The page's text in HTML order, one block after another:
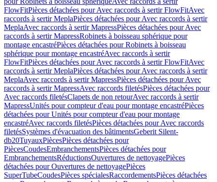
FlowFitPièces détachées pour Avec raccords à sertir FlowFitAvec
raccords à sertir MeplaPièces détachées pour Avec raccords à sertir
MeplaAvec raccords à sertir MapressPièces détachées pour Avec
raccords à sertir MapressRobinets à boisseau sphérique pour
montage encastréPièces détachées pour Robinets à boisseau
sphérique pour montage encastréAvec raccords à sertir
FlowFitPièces détachées pour Avec raccords à sertir FlowFitAvec
raccords à sertir MeplaPièces détachées pour Avec raccords à sertir
MeplaAvec raccords à sertir MapressPièces détachées pour Avec
raccords à sertir MapressAvec raccords filetésPièces détachées pour
Avec raccords filetésClapets de non retourAvec raccords à sertir
MapressUnités pour compteur d'eau pour montage encastréPièces
détachées pour Unités pour compteur d'eau pour montage
encastréAvec raccords filetésPièces détachées pour Avec raccords
filetésSystèmes d'évacuation des bâtimentsGeberit Silent-
db20TuyauxPiècesPièces détachées pour
PiècesCoudesEmbranchementsPièces détachées pour
EmbranchementsRéductionsOuvertures de nettoyagePièces
détachées pour Ouvertures de nettoyagePièces
SuperTubeCoudesPièces spécialesRaccordementsPièces détachées